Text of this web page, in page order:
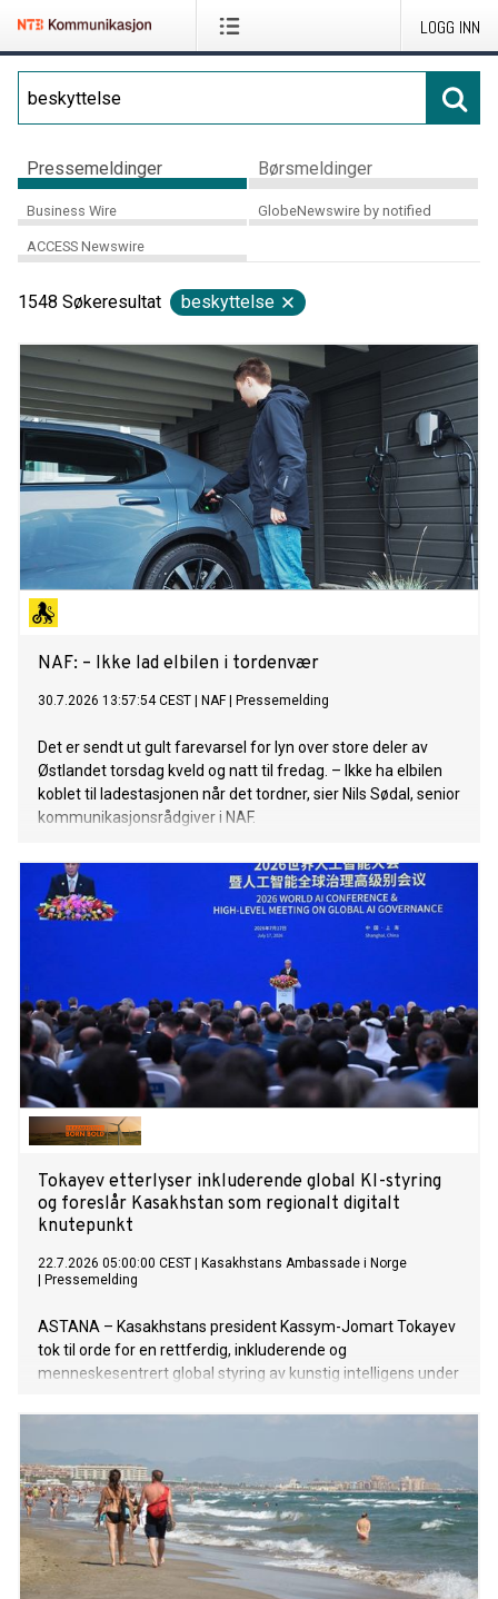
LOGG INN
Pressemeldinger Børsmeldinger
Business Wire GlobeNewswire by notified
ACCESS Newswire
1548 Søkeresultat beskyttelse
NAF: – Ikke lad elbilen i tordenvær
30.7.2026 13:57:54 CEST NAF| Pressemelding
Det er sendt ut gult farevarsel for lyn over store deler av
Østlandet torsdag kveld og natt til fredag. – Ikke ha elbilen
koblet til ladestasjonen når det tordner, sier Nils Sødal, senior
kommunikasjonsrådgiver i NAF.
Tokayev etterlyser inkluderende global KI-styring
og foreslår Kasakhstan som regionalt digitalt
knutepunkt
22.7.2026 05:00:00 CEST
Kasakhstans Ambassade i Norge
Pressemelding
ASTANA – Kasakhstans president Kassym-Jomart Tokayev
tok til orde for en rettferdig, inkluderende og
menneskesentrert global styring av kunstig intelligens under
(WAIC) 2026 i Shanghai 17. juli. Han oppfordret til styrket
fremme utviklingen og reguleringen av kunstig intelligens
samt styrke digital samhandling.